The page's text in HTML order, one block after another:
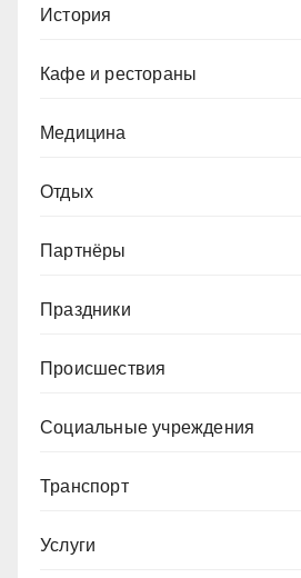
История
Кафе и рестораны
Медицина
Отдых
Партнёры
Праздники
Происшествия
Социальные учреждения
Транспорт
Услуги